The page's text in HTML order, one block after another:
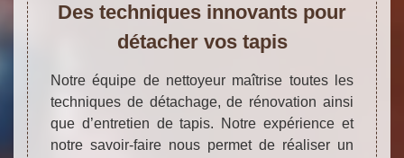
Des techniques innovants pour
détacher vos tapis
Notre équipe de nettoyeur maîtrise toutes les
techniques de détachage, de rénovation ainsi
que d’entretien de tapis. Notre expérience et
notre savoir-faire nous permet de réaliser un